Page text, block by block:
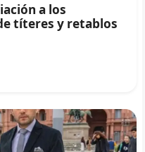
a los
títeres y retablos